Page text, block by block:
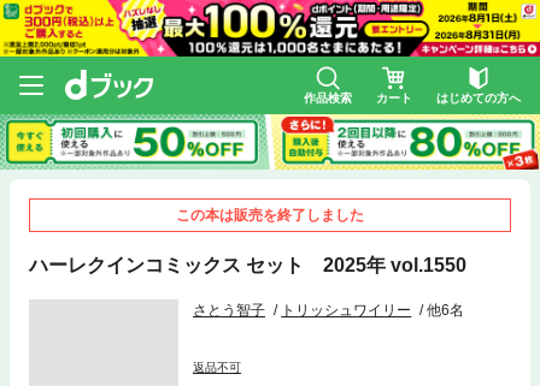
作品検索 カート はじめての方へ
この本は販売を終了しました
ハーレクインコミックス セット 2025年 vol.1550
さとう智子 トリッシュワイリー 他6名
返品不可